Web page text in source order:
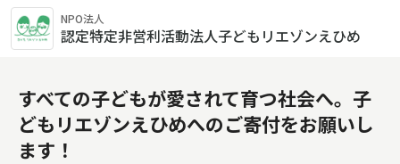
NPO法人
認定特定非営利活動法人子どもリエゾンえひめ
すべての子どもが愛されて育つ社会へ。子
どもリエゾンえひめへのご寄付をお願いし
ます！